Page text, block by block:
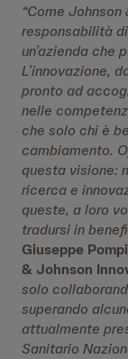
“Come
responsabilità
un’azienda che
L’innovazione,
pronto ad
nelle
che solo chi è
cambiamento.
questa visione:
ricerca e
queste, a loro
tradursi in
Giuseppe
& Johnson
solo
superando
attualmente
Sanitario